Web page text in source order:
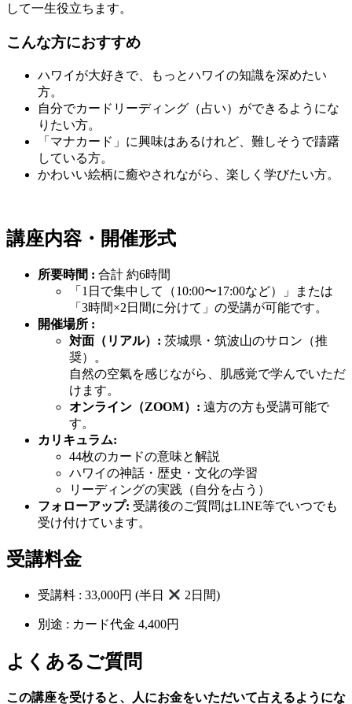
して一生役立ちます。
こんな方におすすめ
ハワイが大好きで、もっとハワイの知識を深めたい
方。
自分でカードリーディング（占い）ができるようにな
りたい方。
「マナカード」に興味はあるけれど、難しそうで躊躇
している方。
かわいい絵柄に癒やされながら、楽しく学びたい方。
講座内容・開催形式
所要時間 : 合計 約6時間
「1日で集中して（10:00〜17:00など）」または
「3時間×2日間に分けて」の受講が可能です。
開催場所 :
対面（リアル）: 茨城県・筑波山のサロン（推
奨）。
自然の空氣を感じながら、肌感覚で学んでいただ
けます。
オンライン（ZOOM）: 遠方の方も受講可能で
す。
カリキュラム:
44枚のカードの意味と解説
ハワイの神話・歴史・文化の学習
リーディングの実践（自分を占う）
フォローアップ: 受講後のご質問はLINE等でいつでも
受け付けています。
受講料金
受講料 : 33,000円 (半日 2日間)
別途 : カード代金 4,400円
よくあるご質問
この講座を受けると、人にお金をいただいて占えるようにな